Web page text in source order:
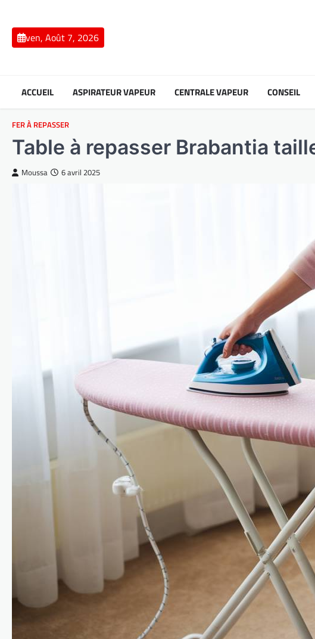
contentven, Août 7, 2026
ACCUEIL ASPIRATEUR VAPEUR CENTRALE VAPEUR CONSEIL
FER À REPASSER
Table à repasser Brabantia
Moussa 6 avril 2025